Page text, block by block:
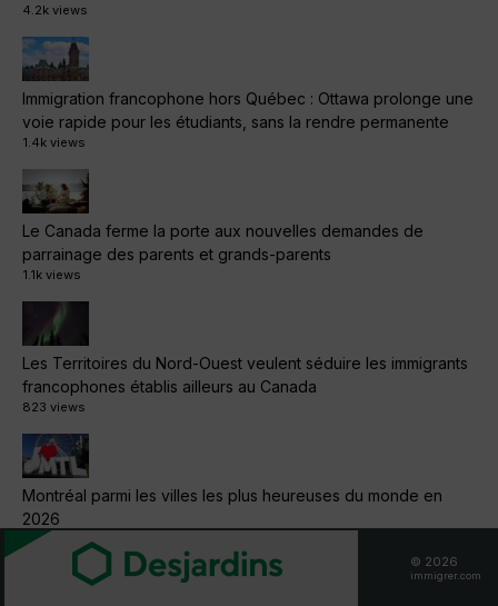
4.2k views
Immigration francophone hors Québec : Ottawa prolonge une
voie rapide pour les étudiants, sans la rendre permanente
1.4k views
Le Canada ferme la porte aux nouvelles demandes de
parrainage des parents et grands-parents
1.1k views
Les Territoires du Nord-Ouest veulent séduire les immigrants
francophones établis ailleurs au Canada
823 views
Montréal parmi les villes les plus heureuses du monde en
2026
491 views
© 2026
immigrer.com